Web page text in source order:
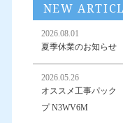
NEW
2026.08.01
夏季休業のお知らせ
2026.05.26
オススメ工事パック
プ N3WV6M